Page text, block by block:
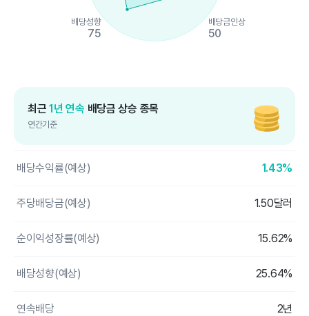
배당금인상
50
배당성향
75
최근1년 연속 배당금 상승 종목
연간기준
배당수익률(예상) 1.43%
주당배당금(예상) 1.50달러
순이익성장률(예상) 15.62%
배당성향(예상) 25.64%
연속배당 2년